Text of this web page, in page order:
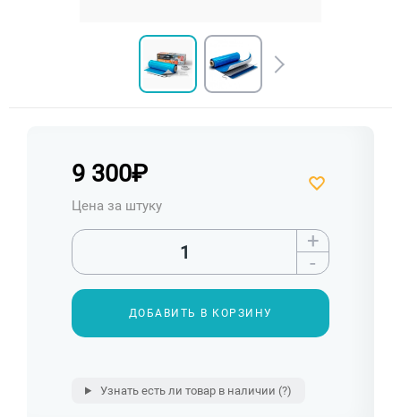
9 300₽
Цена за штуку
+
-
ДОБАВИТЬ В КОРЗИНУ
Узнать есть ли товар в наличии (?)